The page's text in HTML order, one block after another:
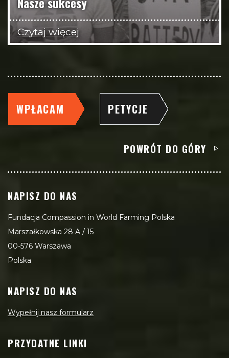
Czytaj więcej
WPŁACAM PETYCJE
POWRÓT DO GÓRY
NAPISZ DO NAS
Fundacja Compassion in World Farming Polska
Marszałkowska 28 A / 15
00-576 Warszawa
Polska
NAPISZ DO NAS
Wypełnij nasz formularz
PRZYDATNE LINKI